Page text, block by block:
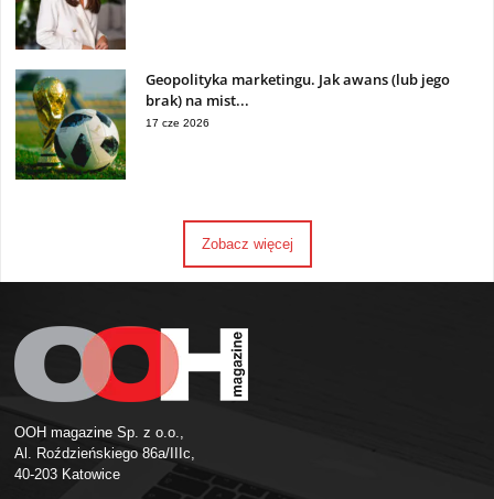
Geopolityka marketingu. Jak awans (lub jego
brak) na mist...
17 cze 2026
Zobacz więcej
OOH magazine Sp. z o.o.,
Al. Roździeńskiego 86a/IIIc,
40-203 Katowice